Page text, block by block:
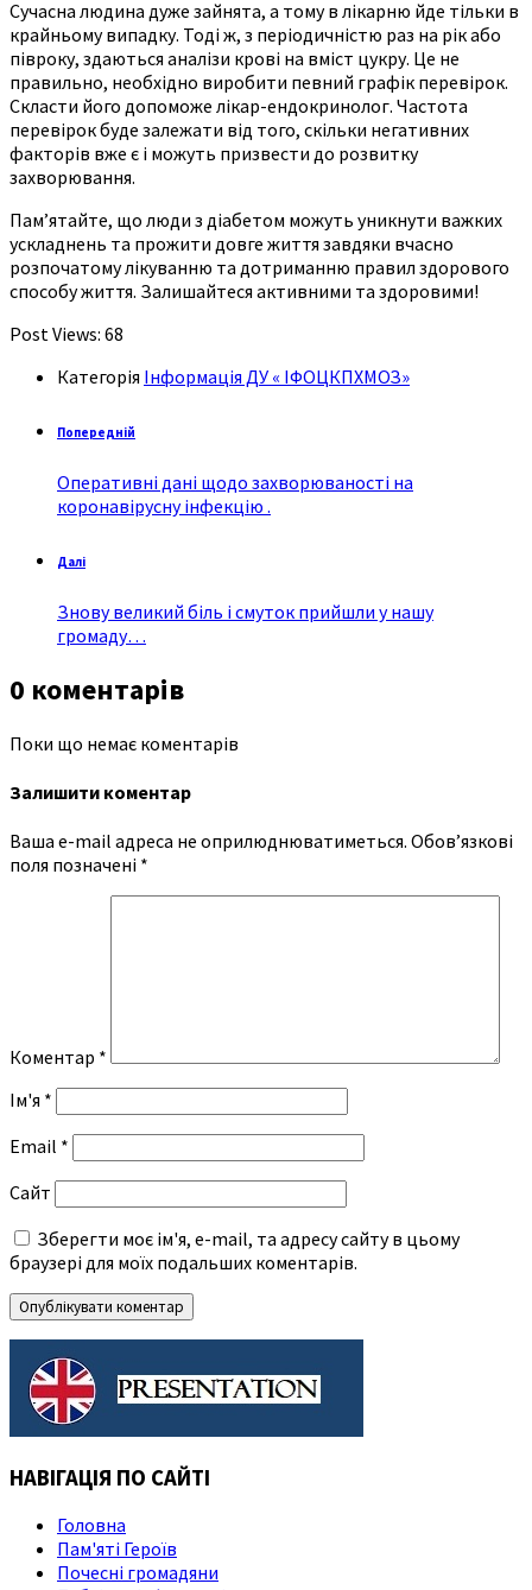
Сучасна людина дуже зайнята, а тому в лікарню йде тільки в
крайньому випадку. Тоді ж, з періодичністю раз на рік або
півроку, здаються аналізи крові на вміст цукру. Це не
правильно, необхідно виробити певний графік перевірок.
Скласти його допоможе лікар-ендокринолог. Частота
перевірок буде залежати від того, скільки негативних
факторів вже є і можуть призвести до розвитку
захворювання.
Пам’ятайте, що люди з діабетом можуть уникнути важких
ускладнень та прожити довге життя завдяки вчасно
розпочатому лікуванню та дотриманню правил здорового
способу життя. Залишайтеся активними та здоровими!
Post Views: 68
Категорія Інформація ДУ « ІФОЦКПХМОЗ»
Попередній
Оперативні дані щодо захворюваності на
коронавірусну інфекцію .
Далі
Знову великий біль і смуток прийшли у нашу
громаду…
0 коментарів
Поки що немає коментарів
Залишити коментар
Ваша e-mail адреса не оприлюднюватиметься. Обов’язкові
поля позначені *
Коментар *
Ім'я *
Email *
Сайт
Зберегти моє ім'я, e-mail, та адресу сайту в цьому
браузері для моїх подальших коментарів.
НАВІГАЦІЯ ПО САЙТІ
Головна
Пам'яті Героїв
Почесні громадяни